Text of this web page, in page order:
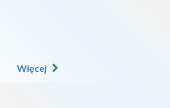
Więcej